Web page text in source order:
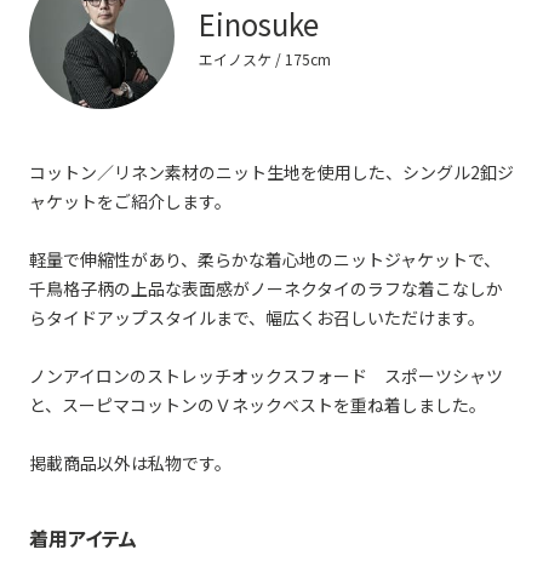
Einosuke
エイノスケ/ 175cm
コットン／リネン素材のニット生地を使用した、シングル2釦ジ
ャケットをご紹介します。
軽量で伸縮性があり、柔らかな着心地のニットジャケットで、
千鳥格子柄の上品な表面感がノーネクタイのラフな着こなしか
らタイドアップスタイルまで、幅広くお召しいただけます。
ノンアイロンのストレッチオックスフォード スポーツシャツ
と、スーピマコットンのＶネックベストを重ね着しました。
掲載商品以外は私物です。
着用アイテム